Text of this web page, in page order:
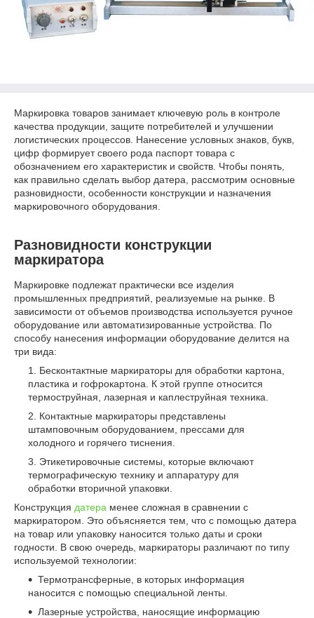
Маркировка товаров занимает ключевую роль в контроле
качества продукции, защите потребителей и улучшении
логистических процессов. Нанесение условных знаков, букв,
цифр формирует своего рода паспорт товара с
обозначением его характеристик и свойств. Чтобы понять,
как правильно сделать выбор датера, рассмотрим основные
разновидности, особенности конструкции и назначения
маркировочного оборудования.
Разновидности конструкции
маркиратора
Маркировке подлежат практически все изделия
промышленных предприятий, реализуемые на рынке. В
зависимости от объемов производства используется ручное
оборудование или автоматизированные устройства. По
способу нанесения информации оборудование делится на
три вида:
Бесконтактные маркираторы для обработки картона,
пластика и гофрокартона. К этой группе относится
термоструйная, лазерная и каплеструйная техника.
Контактные маркираторы представлены
штамповочным оборудованием, прессами для
холодного и горячего тиснения.
Этикетировочные системы, которые включают
термографическую технику и аппаратуру для
обработки вторичной упаковки.
Конструкция датера менее сложная в сравнении с
маркиратором. Это объясняется тем, что с помощью датера
на товар или упаковку наносится только даты и сроки
годности. В свою очередь, маркираторы различают по типу
используемой технологии:
Термотрансферные, в которых информация
наносится с помощью специальной ленты.
Лазерные устройства, наносящие информацию